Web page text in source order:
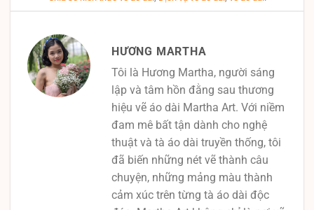
HƯƠNG MARTHA
Tôi là Hương Martha, người sáng
lập và tâm hồn đằng sau thương
hiệu vẽ áo dài Martha Art. Với niềm
đam mê bất tận dành cho nghệ
thuật và tà áo dài truyền thống, tôi
đã biến những nét vẽ thành câu
chuyện, những mảng màu thành
cảm xúc trên từng tà áo dài độc